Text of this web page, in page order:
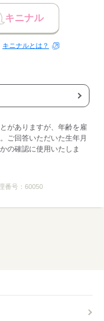
キニナル
キニナルとは？
がありますが、年齢を雇
ご回答いただいた生年月
の確認に使用いたしま
番号： 60050